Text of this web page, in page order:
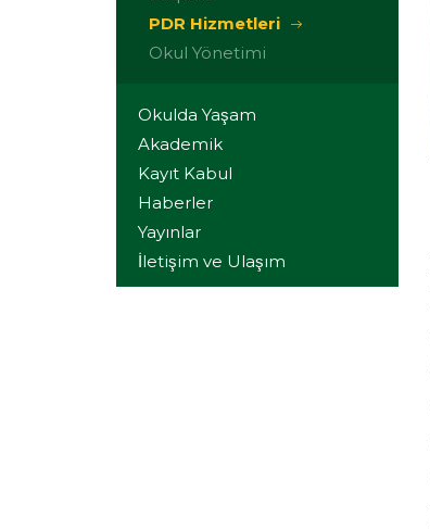
PDR Hizmetleri
Okul Yönetimi
Okulda Yaşam
Akademik
Kayıt Kabul
Haberler
Yayınlar
İletişim ve Ulaşım